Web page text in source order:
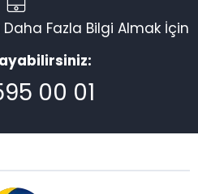
Daha Fazla Bilgi Almak İçin
00 01